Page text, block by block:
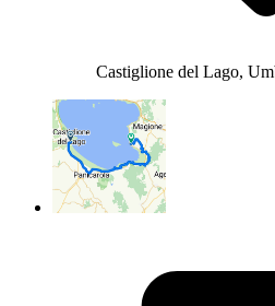
Castiglione del Lago,